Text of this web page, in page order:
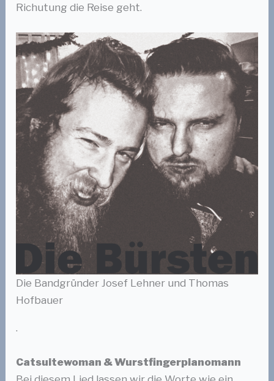
Richutung die Reise geht.
Die Bandgründer Josef Lehner und Thomas
Hofbauer
.
Catsuitewoman & Wurstfingerpianomann